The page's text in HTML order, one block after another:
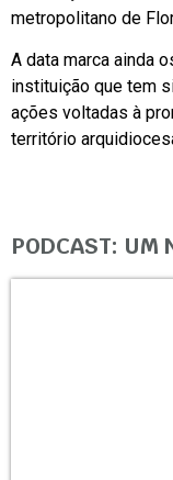
metropolitano de
A data marca ainda
instituição que tem
ações voltadas à
território
PODCAST: UM